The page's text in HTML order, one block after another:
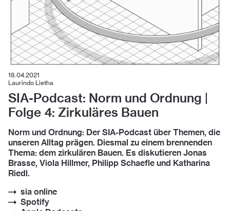
18.04.2021
Laurindo Lietha
SIA-Podcast: Norm und Ordnung |
Folge 4: Zirkuläres Bauen
Norm und Ordnung: Der SIA-Podcast über Themen, die
unseren Alltag prägen. Diesmal zu einem brennenden
Thema: dem zirkulären Bauen. Es diskutieren Jonas
Brasse, Viola Hillmer, Philipp Schaefle und Katharina
Riedl.
sia online
Spotify